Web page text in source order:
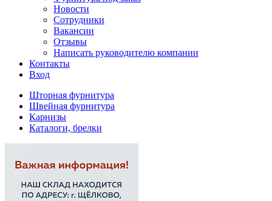
Новости
Сотрудники
Вакансии
Отзывы
Написать руководителю компании
Контакты
Вход
Шторная фурнитура
Швейная фурнитура
Карнизы
Каталоги, брелки